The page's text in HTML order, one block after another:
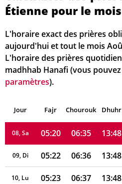
Étienne pour le
L'horaire exact des prières
aujourd'hui et tout le mois
L'horaire des prières
madhhab Hanafi (vous
paramètres).
Jour Fajr Chourouk Dhuhr
05:12
04, Ma 05:14 06:30 13:49
05, Me 05:15 06:31 13:48
05:17
07, Ve 05:18 06:33 13:48
08, Sa 05:20 06:35 13:48
09, Di 05:22 06:36 13:48
10, Lu 05:23 06:37 13:48